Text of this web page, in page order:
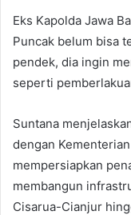
Eks Kapolda Jawa
Puncak belum bisa
pendek, dia ingin
seperti
Suntana
dengan
mempersiapkan
membangun
Cisarua-Cianjur